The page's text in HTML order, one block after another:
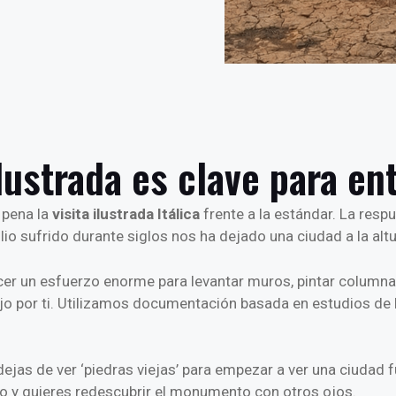
es clave para
la visita ilustrada Itálica frente a la estándar. La
sufrido durante siglos nos ha dejado una ciudad a la
un esfuerzo enorme para levantar muros, pintar
por ti. Utilizamos documentación basada en estudios
de ver ‘piedras viejas’ para empezar a ver una
y quieres redescubrir el monumento con otros ojos.